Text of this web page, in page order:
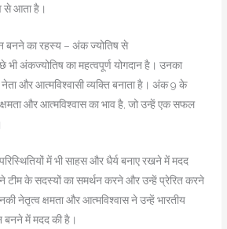
से आता है।
बनने का रहस्य – अंक ज्योतिष से
भी अंकज्योतिष का महत्वपूर्ण योगदान है। उनका
और आत्मविश्वासी व्यक्ति बनाता है। अंक 9 के
और आत्मविश्वास का भाव है, जो उन्हें एक सफल
में भी साहस और धैर्य बनाए रखने में मदद
टीम के सदस्यों का समर्थन करने और उन्हें प्रेरित करने
नेतृत्व क्षमता और आत्मविश्वास ने उन्हें भारतीय
बनने में मदद की है।